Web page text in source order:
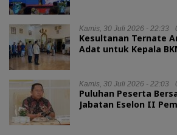
Kamis, 30 Juli 2026 - 22:33
Kesultanan Ternate
Adat untuk Kepala
Kamis, 30 Juli 2026 - 22:03
Puluhan Peserta
Jabatan Eselon II